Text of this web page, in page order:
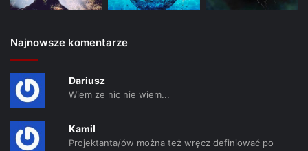
Najnowsze komentarze
Dariusz
Wiem ze nic nie wiem...
Kamil
Projektanta/ów można też wręcz definiować po